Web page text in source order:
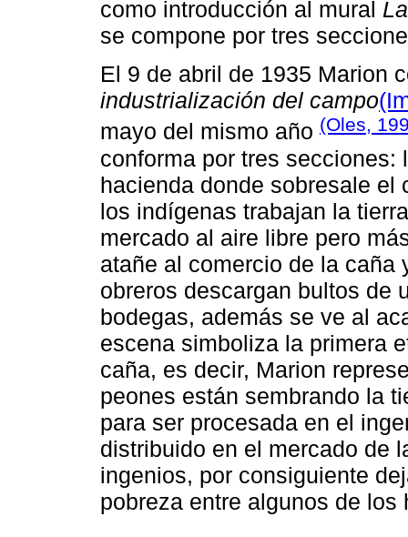
como introducción al mural
se compone por tres
El 9 de abril de 1935 Marion
industrialización del campo
mayo del mismo año (Oles,
conforma por tres secciones:
hacienda donde sobresale el
los indígenas trabajan la
mercado al aire libre pero
atañe al comercio de la caña
obreros descargan bultos de
bodegas, además se ve al
escena simboliza la primera
caña, es decir, Marion
peones están sembrando la
para ser procesada en el
distribuido en el mercado de
ingenios, por consiguiente
pobreza entre algunos de los